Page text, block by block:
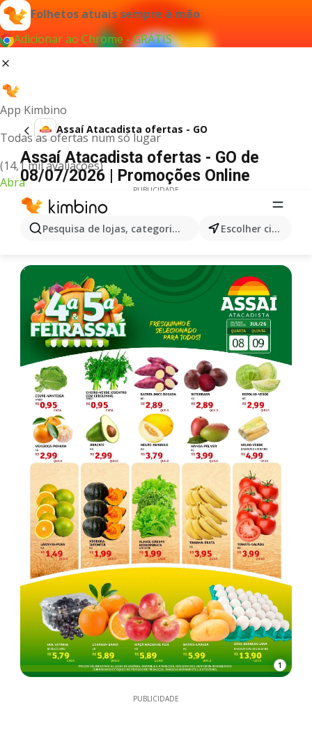
Folhetos atuais sempre à mão
Adicionar ao Chrome - GRÁTIS
App Kimbino
Todas as ofertas num só lugar
(14,1 mil avaliações)
Abra
Pesquisa de lojas, categorias,produtos... Escolher cidade
Assaí Atacadista ofertas - GO
Assaí Atacadista ofertas - GO de
08/07/2026 | Promoções Online
PUBLICIDADE
1
PUBLICIDADE